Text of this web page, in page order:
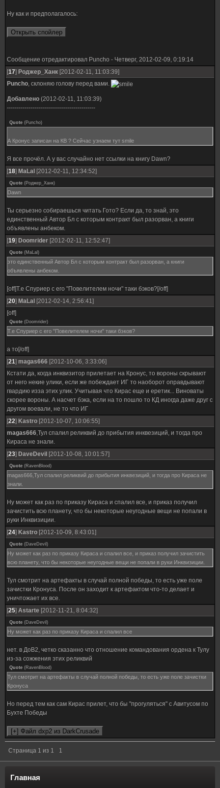
Ну как и предполагалось:
Сообщение отредактировал Puncho - Четверг, 2012-02-09, 0:19:14
[17] Роджер_Ханк [2012-02-11, 11:03:39]
Puncho, склоняю голову перед вами.
Добавлено (2012-02-11, 11:03:39)
---------------------------------------------
Quote (Puncho)
А Кронус записан на КВ ? Сейчас узнаем тут smile
Я все прочёл. А у вас случайно нет ссылки на книгу Dawn?
[18] MaLal [2012-02-11, 12:34:52]
Quote (Роджер_Ханк)
Dawn
Ты серьезно собираешься читать Гото? Если да, то знай, это
единственный Автор Бл с которым контракт был разорван, а книги
объявлены анбеком.
[19] Doomrider [2012-02-11, 12:52:47]
Quote (MaLal )
это единственный Автор Бл с которым контракт был разорван, а книги
объявлены анбеком.
[off]Т.е Спуриер с его "Повелителем ночи" таки бэков?[/off]
[20] MaLal [2012-02-14, 2:56:41]
[off]
Quote (Doomrider)
Т.е Спуриер с его "Повелителем ночи" таки бэков?
а то[/off]
[21] magas666 [2012-10-06, 3:33:06]
Кстати да, когда инквизитор прилетает на Кронус, то вороны скрывают
от него некие улики, если же побеждает ИГ то наоборот оправдывают
гвардию изза этих улик. Учитывая что Кирас еще и еретик... Виноваты
скорее вороны. А насчет бэка, если на то пошло то КД иногда даже друг с
другом воевали, не то что ИГ
[22] Kastro [2012-10-07, 10:06:55]
magas666,Тул спалил реликвий до прибытия инквезиций, и тогда про
Кираса не знали.
[23] DaveDevil [2012-10-08, 10:01:57]
Quote (RavenBlood)
magas666,Тул спалил реликвий до прибытия инквезиций, и тогда про Кираса не
знали.
Ну может как раз по приказу Кираса и спалил все, и приказ получил
зачистить всю планету, что бы некоторые неугодные вещи не попали в
руки Инквизиции.
[24] Kastro [2012-10-09, 8:43:01]
Quote (DaveDevil )
Ну может как раз по приказу Кираса и спалил все, и приказ получил зачистить
всю планету, что бы некоторые неугодные вещи не попали в руки Инквизиции.
Тул смотрит на артефакты в случай полной победы, то есть уже поле
зачистки Кронуса. После он заходит к артефактом что-то делает и
уничтожает их все.
[25] Astarte [2012-11-21, 8:04:32]
Quote (DaveDevil )
Ну может как раз по приказу Кираса и спалил все
нет. в ДоВ2, четко сказанно что отношение командования ордена к Тулу
из-за сожжения этих реликвий
Quote (RavenBlood)
Тул смотрит на артефакты в случай полной победы, то есть уже поле зачистки
Кронуса
Но перед тем как сам Кирас прилет, что бы "прогуляться" с Авитусом по
Бухте Победы
Страница 1 из 1 1
Главная